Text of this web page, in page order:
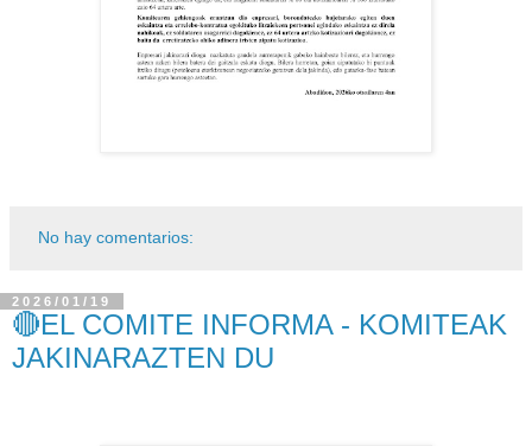
No hay comentarios:
2026/01/19
🔴EL COMITE INFORMA - KOMITEAK
JAKINARAZTEN DU